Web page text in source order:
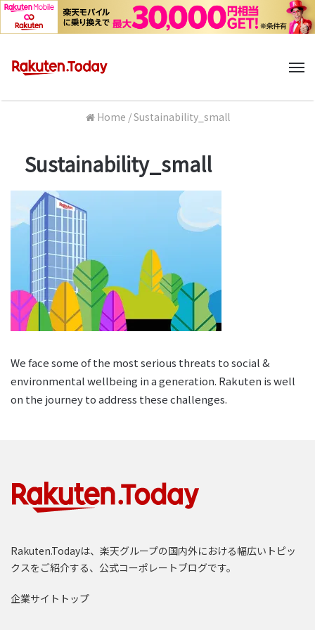
Home /Sustainability_small
Sustainability_small
We face some of the most serious threats to social &
environmental wellbeing in a generation. Rakuten is well
on the journey to address these challenges.
Rakuten.Todayは、楽天グループの国内外における幅広いトピッ
クスをご紹介する、公式コーポレートブログです。
企業サイトトップ